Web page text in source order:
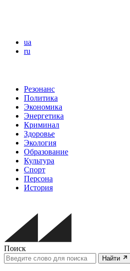
ua
ru
Резонанс
Политика
Экономика
Энергетика
Криминал
Здоровье
Экология
Образование
Культура
Спорт
Персона
История
Поиск
Найти